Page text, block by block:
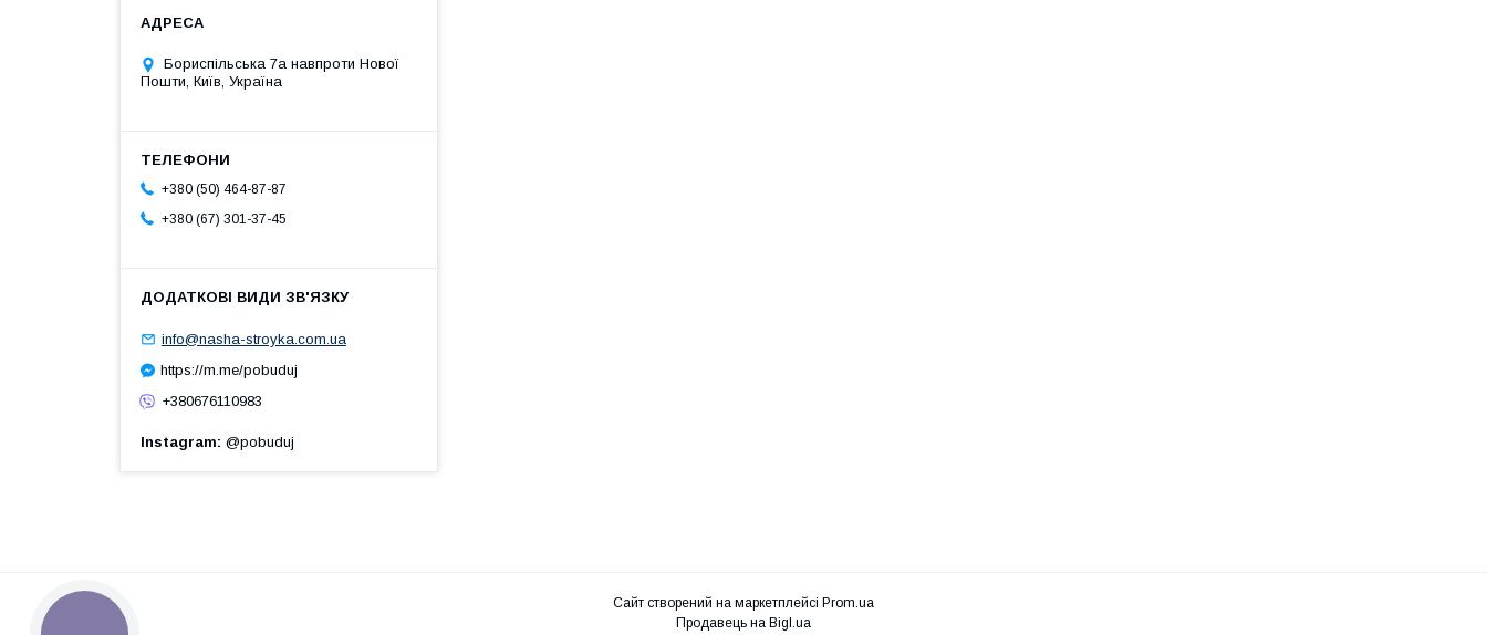
Бориспільська 7а навпроти Нової
Пошти, Київ, Україна
+380 (50) 464-87-87
+380 (67) 301-37-45
info@nasha-stroyka.com.ua
https://m.me/pobuduj
+380676110983
Instagram @pobuduj
Сайт створений на маркетплейсі Prom.ua
Продавець на Bigl.ua